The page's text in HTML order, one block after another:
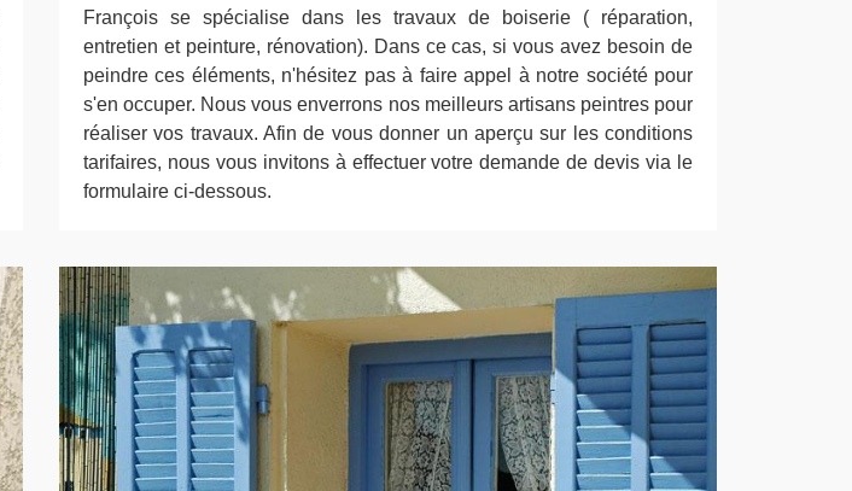
François se spécialise dans les travaux de boiserie ( réparation,
entretien et peinture, rénovation). Dans ce cas, si vous avez besoin de
peindre ces éléments, n'hésitez pas à faire appel à notre société pour
s'en occuper. Nous vous enverrons nos meilleurs artisans peintres pour
réaliser vos travaux. Afin de vous donner un aperçu sur les conditions
tarifaires, nous vous invitons à effectuer votre demande de devis via le
formulaire ci-dessous.